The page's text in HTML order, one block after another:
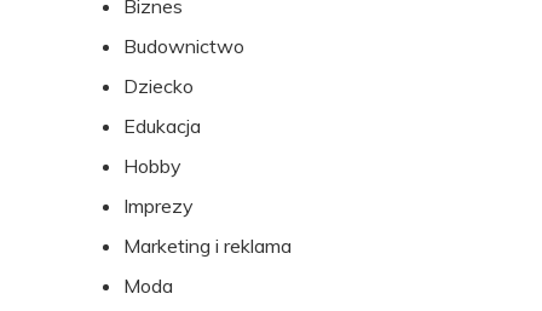
Biznes
Budownictwo
Dziecko
Edukacja
Hobby
Imprezy
Marketing i reklama
Moda